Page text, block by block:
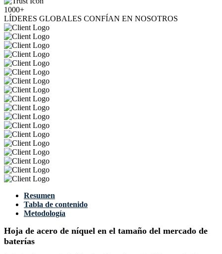
1000+
LÍDERES GLOBALES CONFÍAN EN NOSOTROS
Resumen
Tabla de contenido
Metodología
Hoja de acero de níquel en el tamaño del mercado de
baterías